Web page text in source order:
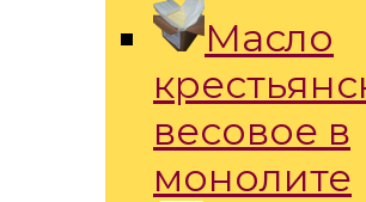
Масло
весовое в
монолите